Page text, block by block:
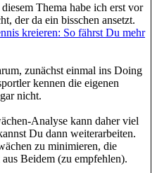
Thema habe ich erst vor
der da ein bisschen ansetzt.
kreieren: So fährst Du mehr
zunächst einmal ins Doing
kennen die eigenen
nicht.
Analyse kann daher viel
Du dann weiterarbeiten.
zu minimieren, die
Beidem (zu empfehlen).